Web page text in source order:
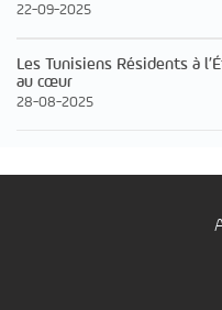
22-09-2025
Les Tunisiens Résidents à
au cœur
28-08-2025